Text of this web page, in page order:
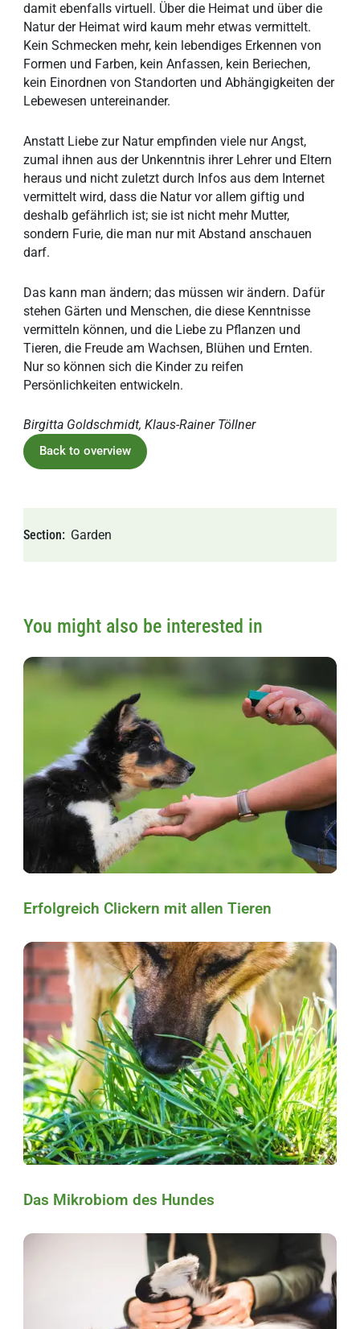
damit ebenfalls virtuell. Über die Heimat und über die
Natur der Heimat wird kaum mehr etwas vermittelt.
Kein Schmecken mehr, kein lebendiges Erkennen von
Formen und Farben, kein Anfassen, kein Beriechen,
kein Einordnen von Standorten und Abhängigkeiten der
Lebewesen untereinander.
Anstatt Liebe zur Natur empfinden viele nur Angst,
zumal ihnen aus der Unkenntnis ihrer Lehrer und Eltern
heraus und nicht zuletzt durch Infos aus dem Internet
vermittelt wird, dass die Natur vor allem giftig und
deshalb gefährlich ist; sie ist nicht mehr Mutter,
sondern Furie, die man nur mit Abstand anschauen
darf.
Das kann man ändern; das müssen wir ändern. Dafür
stehen Gärten und Menschen, die diese Kenntnisse
vermitteln können, und die Liebe zu Pflanzen und
Tieren, die Freude am Wachsen, Blühen und Ernten.
Nur so können sich die Kinder zu reifen
Persönlichkeiten entwickeln.
Birgitta Goldschmidt, Klaus-Rainer Töllner
Section Garden
You might also be interested in
Erfolgreich Clickern mit allen Tieren
Das Mikrobiom des Hundes
Back to overview